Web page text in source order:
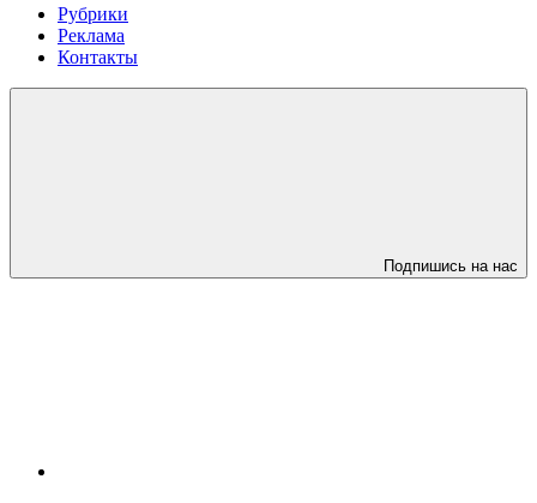
Рубрики
Реклама
Контакты
Подпишись на нас